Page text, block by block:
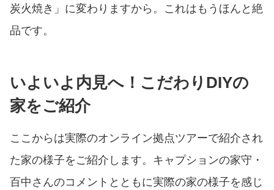
炭火焼き」に変わりますから。これはもうほんと絶
品です。
いよいよ内見へ！こだわりDIYの
家をご紹介
ここからは実際のオンライン拠点ツアーで紹介され
た家の様子をご紹介します。キャプションの家守・
百中さんのコメントとともに実際の家の様子を感じ